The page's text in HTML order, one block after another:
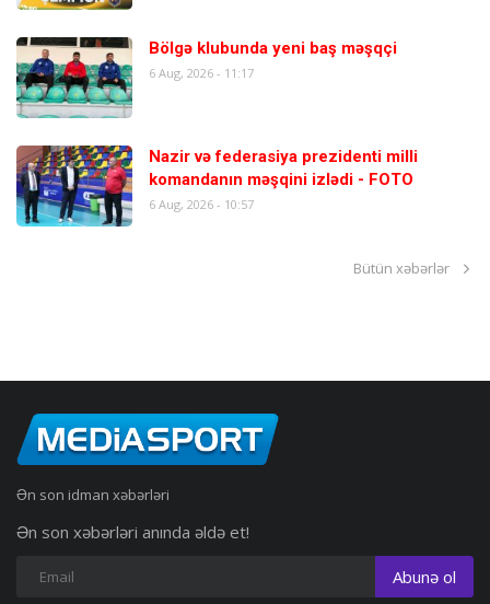
Bölgə klubunda yeni baş məşqçi
6 Aug, 2026 - 11:17
Nazir və federasiya prezidenti milli
komandanın məşqini izlədi - FOTO
6 Aug, 2026 - 10:57
Bütün xəbərlər
Ən son idman xəbərləri
Ən son xəbərləri anında əldə et!
Abunə ol